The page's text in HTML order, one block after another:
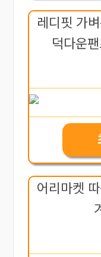
레디핏 가
덕다운
어리마켓